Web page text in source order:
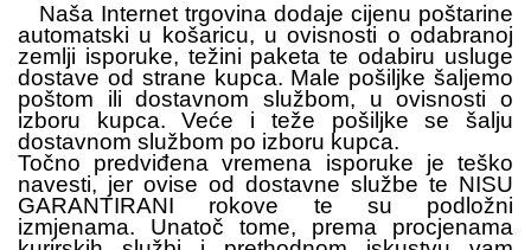
Naša Internet trgovina dodaje cijenu poštarine
automatski u košaricu, u ovisnosti o odabranoj
zemlji isporuke, težini paketa te odabiru usluge
dostave od strane kupca. Male pošiljke šaljemo
poštom ili dostavnom službom, u ovisnosti o
izboru kupca. Veće i teže pošiljke se šalju
dostavnom službom po izboru kupca.
Točno predviđena vremena isporuke je teško
navesti, jer ovise od dostavne službe te NISU
GARANTIRANI rokove te su podložni
izmjenama. Unatoč tome, prema procjenama